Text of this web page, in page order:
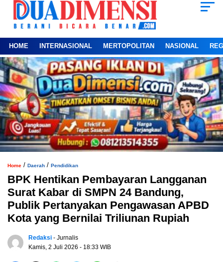
HOME INTERNASIONAL MERTOPOLITAN NASIONAL
Home / Daerah / Pendidikan
BPK Hentikan Pembayaran Langganan
Surat Kabar di SMPN 24 Bandung,
Publik Pertanyakan Pengawasan APBD
Kota yang Bernilai Triliunan Rupiah
Redaksi - Jurnalis
Kamis, 2 Juli 2026 - 18:33 WIB